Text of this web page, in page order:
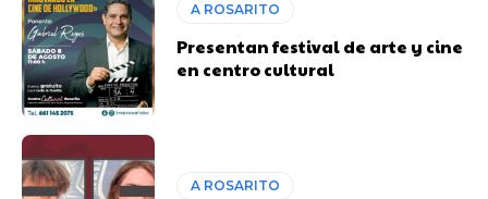
A ROSARITO
Presentan festival de arte y cine
en centro cultural
A ROSARITO